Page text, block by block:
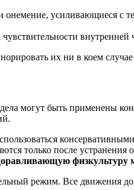
усиливающиеся с
их ни в коем
могут быть применены
только после устранения
физкультуру
режим. Все движения